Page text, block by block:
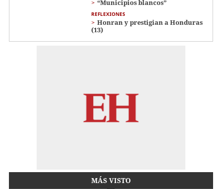
“Municipios blancos”
REFLEXIONES
Honran y prestigian a Honduras
(13)
MÁS VISTO